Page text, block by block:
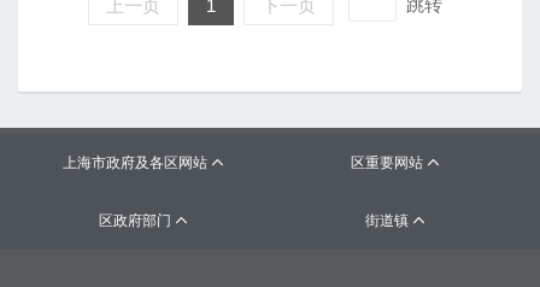
上一页 1 下一页 跳转
上海市政府及各区网站  区重要网站 
区政府部门  街道镇 